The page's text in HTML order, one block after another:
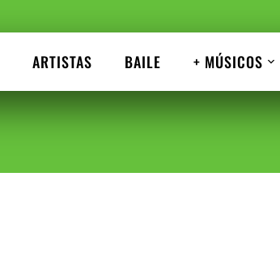
ARTISTAS BAILE + MÚSICOS